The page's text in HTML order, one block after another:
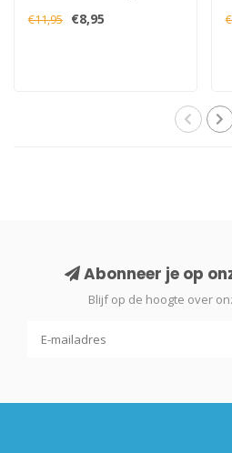
411 250 ml
€11,95 €8,95
Abonneer je op
Blijf op de hoogte over